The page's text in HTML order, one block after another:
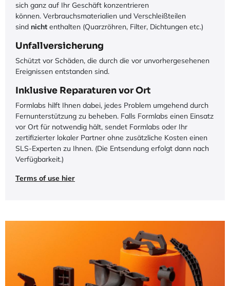
sich ganz auf Ihr Geschäft konzentrieren
können. Verbrauchsmaterialien und Verschleißteilen
sind nicht enthalten (Quarzröhren, Filter, Dichtungen etc.)
Unfallversicherung
Schützt vor Schäden, die durch die vor unvorhergesehenen
Ereignissen entstanden sind.
Inklusive Reparaturen vor Ort
Formlabs hilft Ihnen dabei, jedes Problem umgehend durch
Fernunterstützung zu beheben. Falls Formlabs einen Einsatz
vor Ort für notwendig hält, sendet Formlabs oder Ihr
zertifizierter lokaler Partner ohne zusätzliche Kosten einen
SLS-Experten zu Ihnen. (Die Entsendung erfolgt dann nach
Verfügbarkeit.)
Terms of use hier